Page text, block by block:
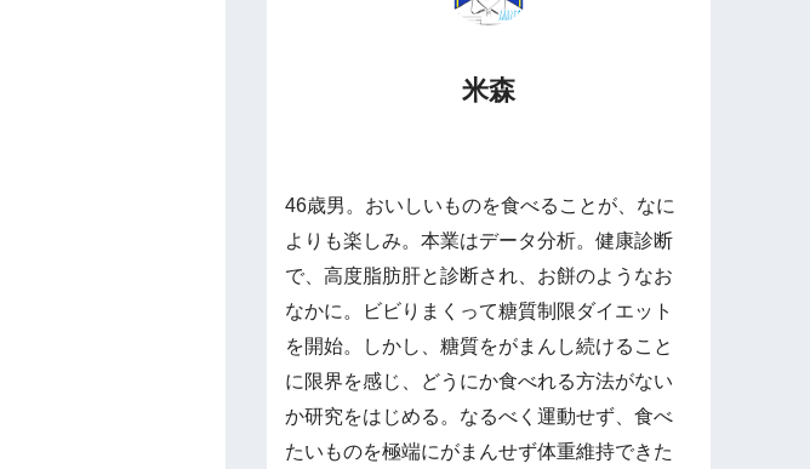
米森
46歳男。おいしいものを食べることが、なに
よりも楽しみ。本業はデータ分析。健康診断
で、高度脂肪肝と診断され、お餅のようなお
なかに。ビビりまくって糖質制限ダイエット
を開始。しかし、糖質をがまんし続けること
に限界を感じ、どうにか食べれる方法がない
か研究をはじめる。なるべく運動せず、食べ
たいものを極端にがまんせず体重維持できた